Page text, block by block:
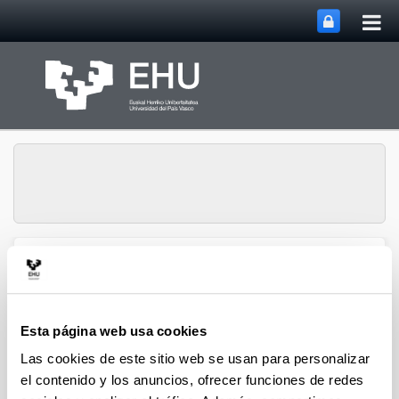
Esta página web usa cookies
Las cookies de este sitio web se usan para personalizar
el contenido y los anuncios, ofrecer funciones de redes
Matricial y Aplicaciones
Proyectos